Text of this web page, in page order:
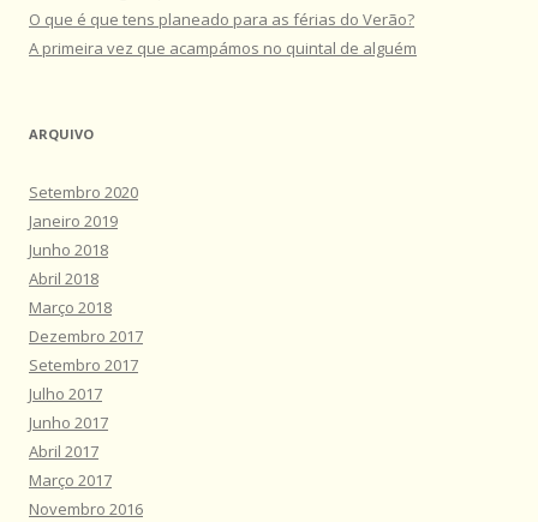
O que é que tens planeado para as férias do Verão?
A primeira vez que acampámos no quintal de alguém
ARQUIVO
Setembro 2020
Janeiro 2019
Junho 2018
Abril 2018
Março 2018
Dezembro 2017
Setembro 2017
Julho 2017
Junho 2017
Abril 2017
Março 2017
Novembro 2016